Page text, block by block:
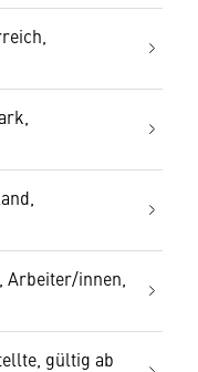
Arbeiter/innen,
gültig ab